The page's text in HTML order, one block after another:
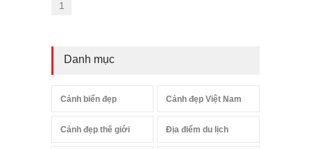
1
Danh mục
Cảnh biển đẹp Cảnh đẹp Việt Nam
Cảnh đẹp thế giới Địa điểm du lịch